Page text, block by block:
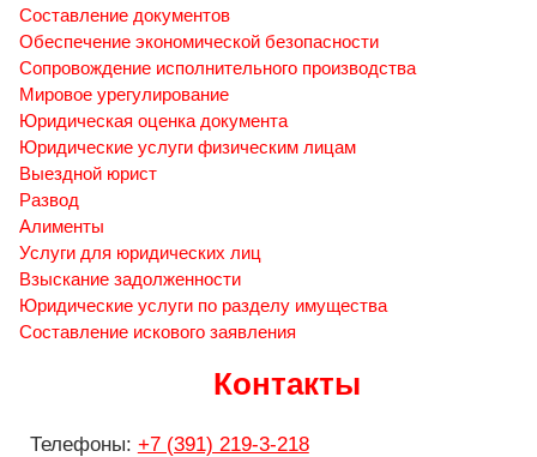
Составление документов
Обеспечение экономической безопасности
Сопровождение исполнительного производства
Мировое урегулирование
Юридическая оценка документа
Юридические услуги физическим лицам
Выездной юрист
Развод
Алименты
Услуги для юридических лиц
Взыскание задолженности
Юридические услуги по разделу имущества
Составление искового заявления
Контакты
Телефоны: +7 (391) 219-3-218